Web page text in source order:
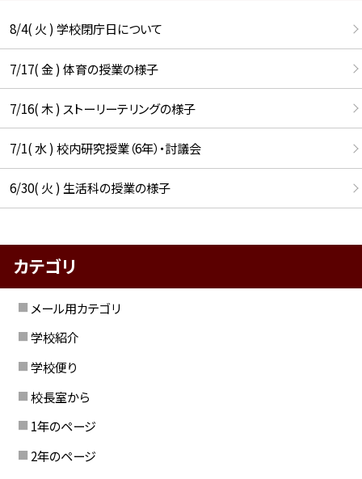
8/4( 火 ) 学校閉庁日について
7/17( 金 ) 体育の授業の様子
7/16( 木 ) ストーリーテリングの様子
7/1( 水 ) 校内研究授業（6年）・討議会
6/30( 火 ) 生活科の授業の様子
カテゴリ
メール用カテゴリ
学校紹介
学校便り
校長室から
1年のページ
2年のページ